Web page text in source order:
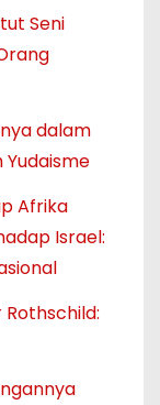
Seni
dalam
Afrika
Israel: